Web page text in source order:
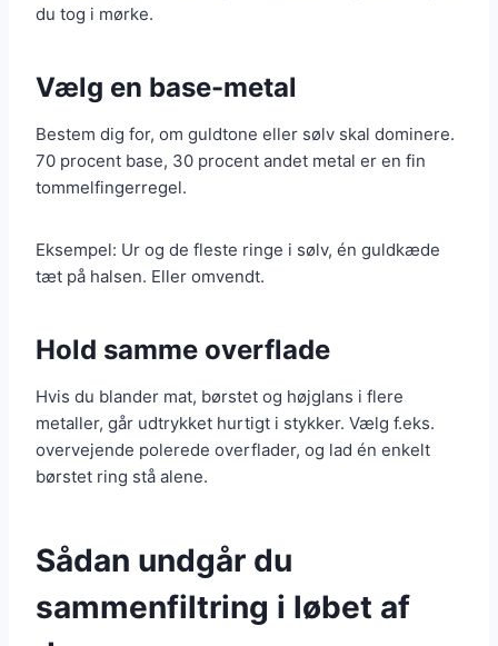
du tog i mørke.
Vælg en base-metal
Bestem dig for, om guldtone eller sølv skal dominere.
70 procent base, 30 procent andet metal er en fin
tommelfingerregel.
Eksempel: Ur og de fleste ringe i sølv, én guldkæde
tæt på halsen. Eller omvendt.
Hold samme overflade
Hvis du blander mat, børstet og højglans i flere
metaller, går udtrykket hurtigt i stykker. Vælg f.eks.
overvejende polerede overflader, og lad én enkelt
børstet ring stå alene.
Sådan undgår du
sammenfiltring i løbet af